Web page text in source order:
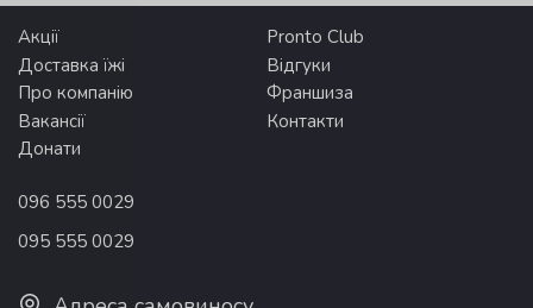
Акції
Pronto Club
Доставка їжі
Відгуки
Про компанію
Франшиза
Вакансії
Контакти
Донати
096 555 0029
095 555 0029